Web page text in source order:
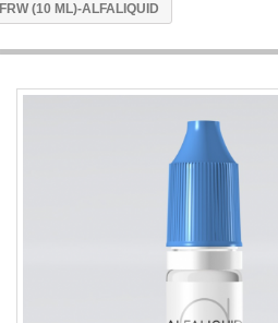
FRW (10 ML)-ALFALIQUID